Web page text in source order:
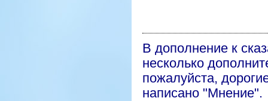
В дополнение к
несколько
пожалуйста,
написано "Мнение".